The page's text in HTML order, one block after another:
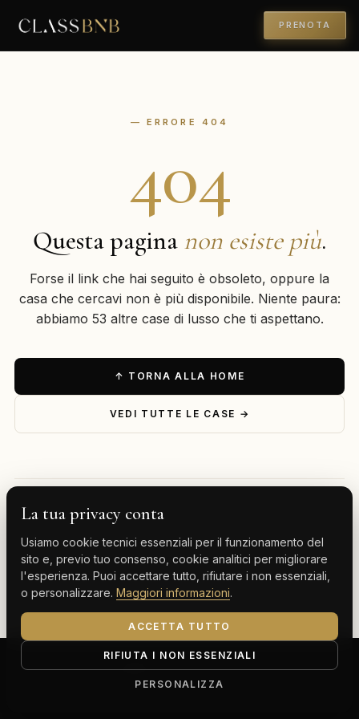
PRENOTA
— ERRORE 404
404
Questa pagina non esiste più.
Forse il link che hai seguito è obsoleto, oppure la
casa che cercavi non è più disponibile. Niente paura:
abbiamo 53 altre case di lusso che ti aspettano.
↑ TORNA ALLA HOME
VEDI TUTTE LE CASE →
— ESPLORA PER DESTINAZIONE
Milano Cervinia Tenerife Gran Canaria
Monte Carlo
Corso Buenos Aires 64, 20124 Milano (MI)
La tua privacy conta
Usiamo cookie tecnici essenziali per il funzionamento del
sito e, previo tuo consenso, cookie analitici per migliorare
l'esperienza. Puoi accettare tutto, rifiutare i non essenziali,
o personalizzare. Maggiori informazioni.
ACCETTA TUTTO
RIFIUTA I NON ESSENZIALI
PERSONALIZZA